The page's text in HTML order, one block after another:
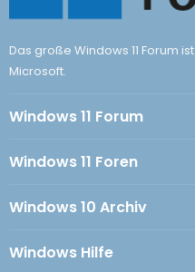
Das große Windows 11 Forum ist
Microsoft.
Windows 11 Forum
Windows 11 Foren
Windows 10 Archiv
Windows Hilfe